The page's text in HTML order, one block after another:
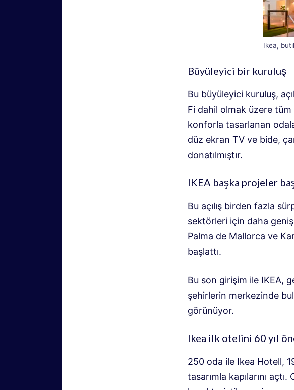
Ikea,
Büyüleyici bir kuruluş
Bu büyüleyici kuruluş,
Fi dahil olmak üzere
konforla tasarlanan
düz ekran TV ve bide,
donatılmıştır.
IKEA başka projeler
Bu açılış birden fazla
sektörleri için daha
Palma de Mallorca ve
başlattı.
Bu son girişim ile IKEA,
şehirlerin merkezinde
görünüyor.
Ikea ilk otelini 60 yıl
250 oda ile Ikea Hotell,
tasarımla kapılarını